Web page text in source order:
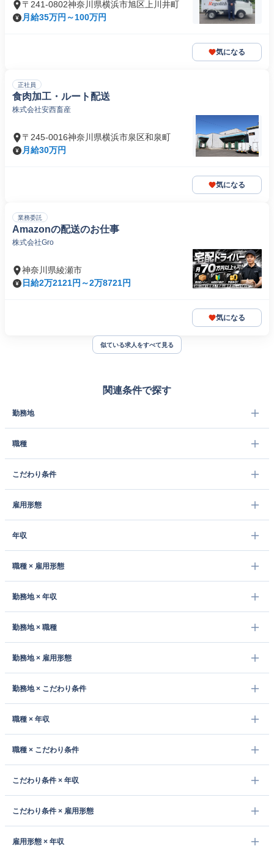
〒241-0802神奈川県横浜市旭区上川井町
月給35万円～100万円
気になる
正社員
食肉加工・ルート配送
株式会社安西畜産
〒245-0016神奈川県横浜市泉区和泉町
月給30万円
気になる
業務委託
Amazonの配送のお仕事
株式会社Gro
神奈川県綾瀬市
日給2万2121円～2万8721円
気になる
似ている求人をすべて見る
関連条件で探す
勤務地
職種
こだわり条件
雇用形態
年収
職種 × 雇用形態
勤務地 × 年収
勤務地 × 職種
勤務地 × 雇用形態
勤務地 × こだわり条件
職種 × 年収
職種 × こだわり条件
こだわり条件 × 年収
こだわり条件 × 雇用形態
雇用形態 × 年収